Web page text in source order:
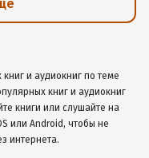
и аудиокниг по теме
книг и аудиокниг
книги или слушайте на
или Android, чтобы не
интернета.